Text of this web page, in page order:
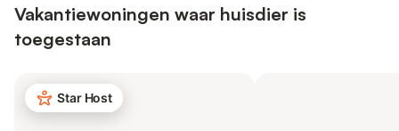
Vakantiewoningen waar huisdier is
toegestaan
Star Host